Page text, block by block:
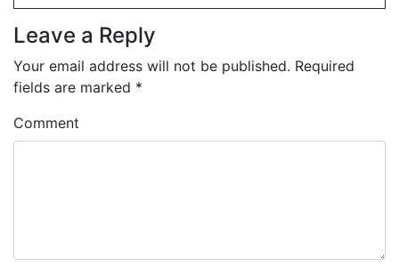
Leave a Reply
Your email address will not be published. Required
fields are marked *
Comment